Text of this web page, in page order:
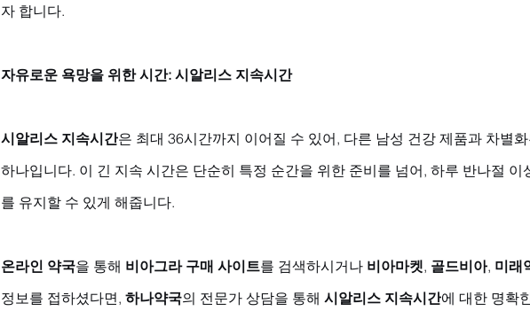
자 합니다.
자유로운 욕망을 위한 시간: 시알리스 지속시간
시알리스 지속시간은 최대 36시간까지 이어질 수 있어, 다른 남성 건강 제품과 차별
하나입니다. 이 긴 지속 시간은 단순히 특정 순간을 위한 준비를 넘어, 하루 반나절 이
를 유지할 수 있게 해줍니다.
온라인 약국을 통해 비아그라 구매 사이트를 검색하시거나 비아마켓, 골드비아, 미래
정보를 접하셨다면, 하나약국의 전문가 상담을 통해 시알리스 지속시간에 대한 명확